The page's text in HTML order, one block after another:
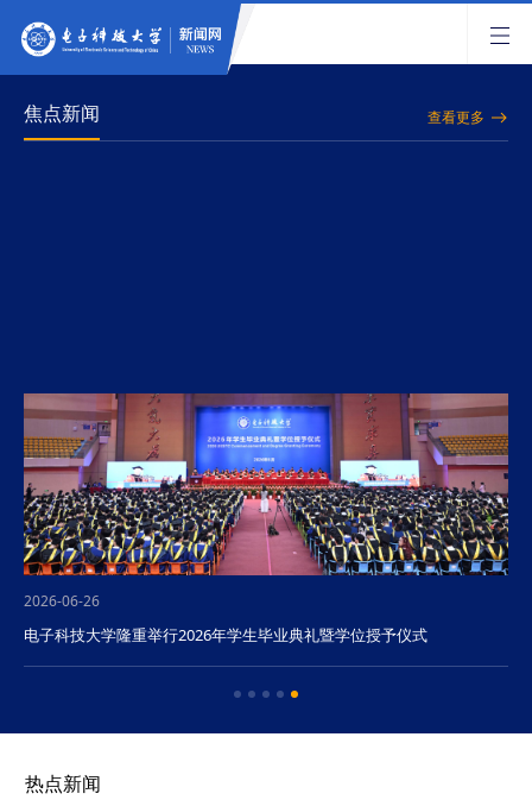
焦点新闻 查看更多
2026-06-26
电子科技大学隆重举行2026年学生毕业典礼暨学位授予仪式
热点新闻